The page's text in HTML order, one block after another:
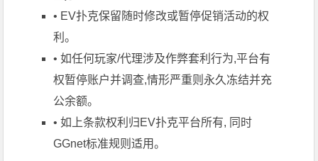
• EV扑克保留随时修改或暂停促销活动的权
利。
• 如任何玩家/代理涉及作弊套利行为,平台有
权暂停账户并调查,情形严重则永久冻结并充
公余额。
• 如上条款权利归EV扑克平台所有, 同时
GGnet标准规则适用。